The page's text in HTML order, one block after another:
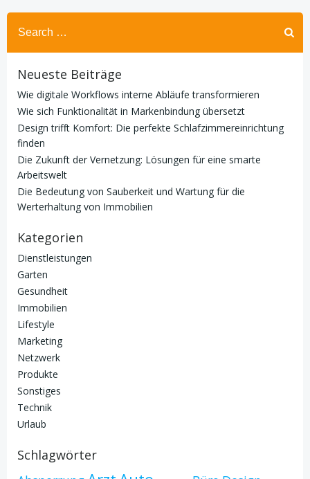
Search
for:
Neueste Beiträge
Wie digitale Workflows interne Abläufe transformieren
Wie sich Funktionalität in Markenbindung übersetzt
Design trifft Komfort: Die perfekte Schlafzimmereinrichtung
finden
Die Zukunft der Vernetzung: Lösungen für eine smarte
Arbeitswelt
Die Bedeutung von Sauberkeit und Wartung für die
Werterhaltung von Immobilien
Kategorien
Dienstleistungen
Garten
Gesundheit
Immobilien
Lifestyle
Marketing
Netzwerk
Produkte
Sonstiges
Technik
Urlaub
Schlagwörter